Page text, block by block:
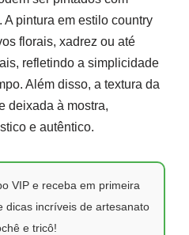
pintura em estilo country
florais, xadrez ou até
refletindo a simplicidade
Além disso, a textura da
deixada à mostra,
e autêntico.
VIP e receba em primeira
dicas incríveis de artesanato
e tricô!